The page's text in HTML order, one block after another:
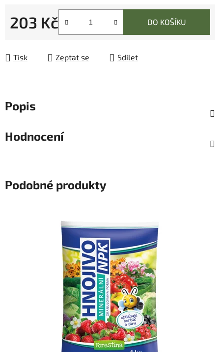
203 Kč DO KOŠÍKU
Tisk Zeptat se Sdílet
Popis
Hodnocení
Podobné produkty